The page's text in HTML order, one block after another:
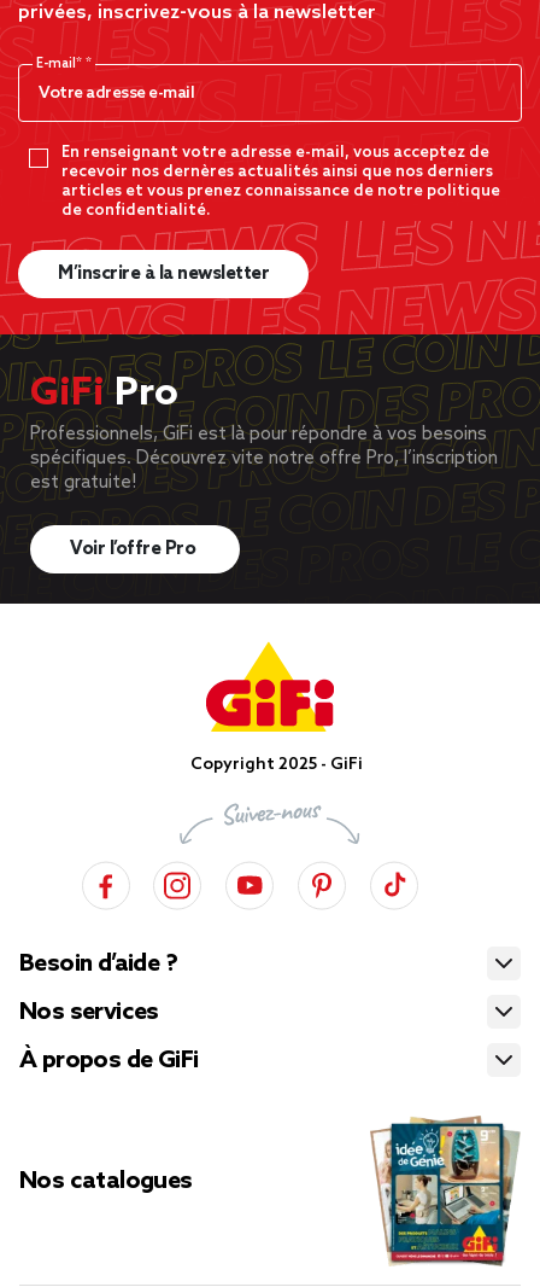
privées, inscrivez-vous à la newsletter
E-mail*
En renseignant votre adresse e-mail, vous acceptez de
recevoir nos dernères actualités ainsi que nos derniers
articles et vous prenez connaissance de notre politique
de confidentialité.
M’inscrire à la newsletter
GiFiPro
Professionnels, GiFi est là pour répondre à vos besoins
spécifiques. Découvrez vite notre offre Pro, l’inscription
est gratuite!
Voir l’offre Pro
Copyright 2025 - GiFi
Besoin d’aide ?
Nos services
À propos de GiFi
Nos catalogues